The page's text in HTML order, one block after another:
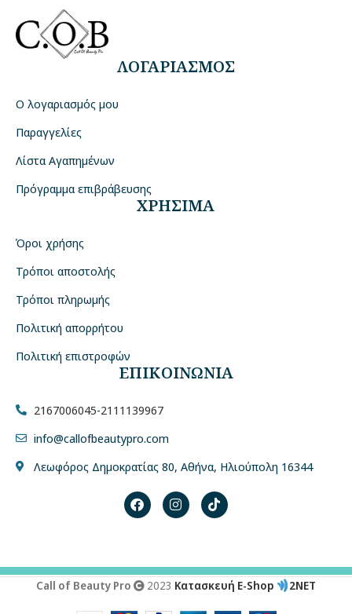
ΛΟΓΑΡΙΑΣΜΟΣ
Ο λογαριασμός μου
Παραγγελίες
Λίστα Αγαπημένων
Πρόγραμμα επιβράβευσης
ΧΡΗΣΙΜΑ
Όροι χρήσης
Τρόποι αποστολής
Τρόποι πληρωμής
Πολιτική απορρήτου
Πολιτική επιστροφών
ΕΠΙΚΟΙΝΩΝΙΑ
2167006045-2111139967
info@callofbeautypro.com
Λεωφόρος Δημοκρατίας 80, Αθήνα, Ηλιούπολη 16344
Call of Beauty Pro 2023 Κατασκευή E-Shop 2NET